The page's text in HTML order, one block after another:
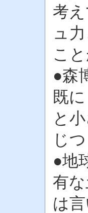
考
ュ
こ
●森
既
と
じ
●地
有
は